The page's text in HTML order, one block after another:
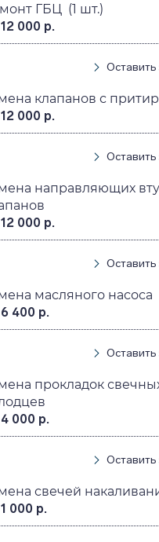
ГБЦ (1 шт.)
000 р.
Оставить
клапанов с
000 р.
Оставить
направляющих
000 р.
Оставить
масляного насоса
400 р.
Оставить
прокладок
000 р.
Оставить
свечей
000 р.